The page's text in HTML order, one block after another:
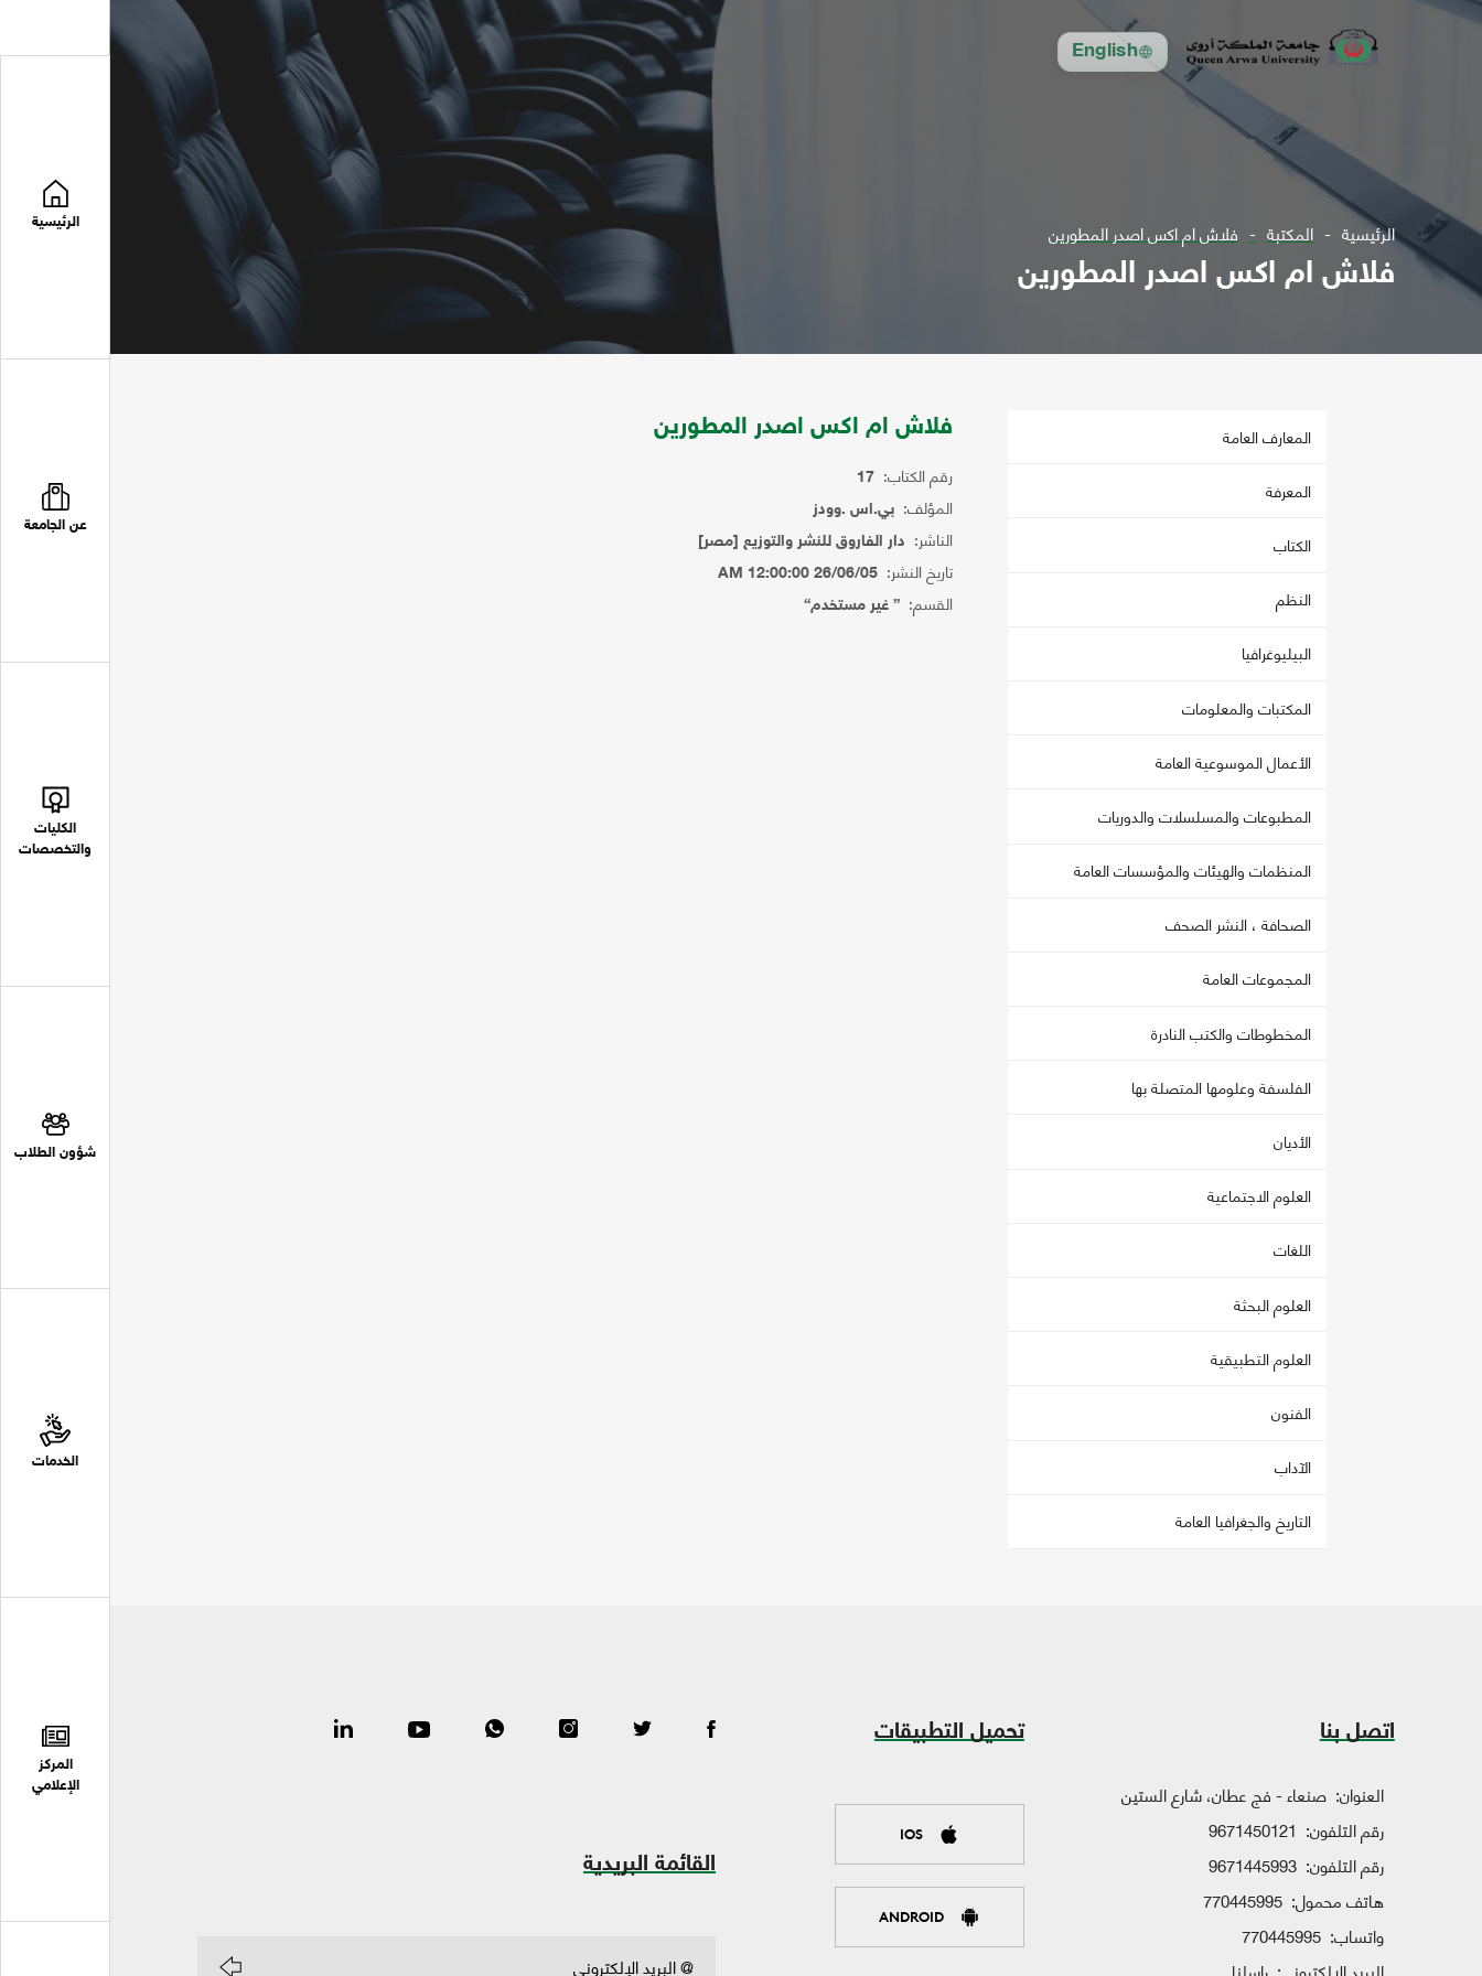
English
الرئيسية
عن الجامعة
الكليات
والتخصصات
شؤون الطلاب
الخدمات
المركز
الإعلامي
الرئيسية المكتبة فلاش ام اكس اصدر المطورين
فلاش ام اكس اصدر المطورين
المعارف العامة
المعرفة
الكتاب
النظم
البيليوغرافيا
المكتبات والمعلومات
الأعمال الموسوعية العامة
المطبوعات والمسلسلات والدوريات
المنظمات والهيئات والمؤسسات العامة
الصحافة ، النشر الصحف
المجموعات العامة
المخطوطات والكتب النادرة
الفلسفة وعلومها المتصلة بها
الأديان
العلوم الاجتماعية
اللغات
العلوم البحثة
العلوم التطبيقية
الفنون
الآداب
التاريخ والجغرافيا العامة
فلاش ام اكس اصدر المطورين
رقم الكتاب: 17
المؤلف: بي.اس .وودز
الناشر: دار الفاروق للنشر والتوزيع [مصر]
تاريخ النشر: 26/06/05 12:00:00 AM
القسم: { غير مستخدم}
اتصل بنا
العنوان: صنعاء - فج عطان، شارع الستين
رقم التلفون: 9671450121
رقم التلفون: 9671445993
هاتف محمول: 770445995
واتساب: 770445995
تحميل التطبيقات
IOS
ANDROID
القائمة البريدية